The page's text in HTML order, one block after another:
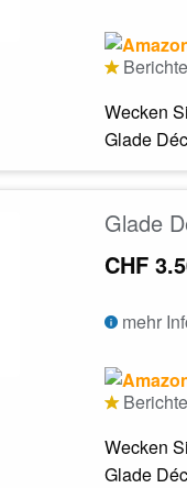
Wecken
Glade
Glade
CHF
mehr
Wecken
Glade